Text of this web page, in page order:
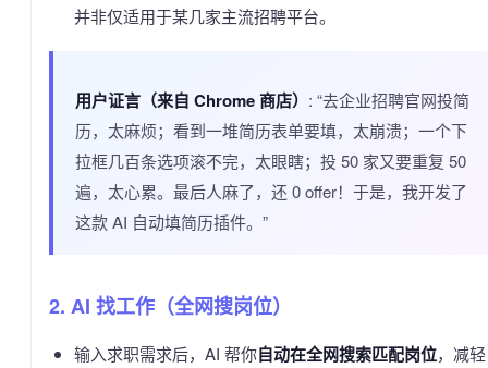
并非仅适用于某几家主流招聘平台。
用户证言（来自 Chrome 商店） : “去企业招聘官网投简
历，太麻烦；看到一堆简历表单要填，太崩溃；一个下
拉框几百条选项滚不完，太眼瞎；投 50 家又要重复 50
遍，太心累。最后人麻了，还 0 offer！于是，我开发了
这款 AI 自动填简历插件。”
2. AI 找工作（全网搜岗位）
输入求职需求后，AI 帮你自动在全网搜索匹配岗位，减轻